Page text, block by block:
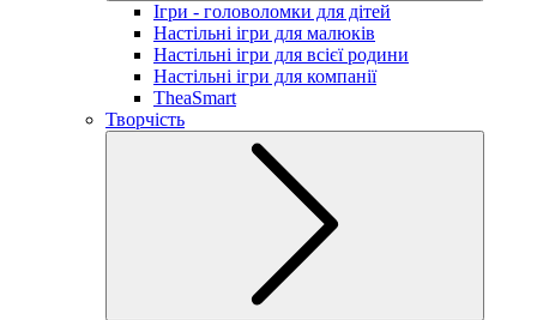
Ігри - головоломки для дітей
Настільні ігри для малюків
Настільні ігри для всієї родини
Настільні ігри для компанії
TheaSmart
Творчість